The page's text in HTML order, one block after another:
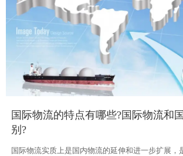
国际物流的特点有哪些?国际物流和
别?
国际物流实质上是国内物流的延伸和进一步扩展，